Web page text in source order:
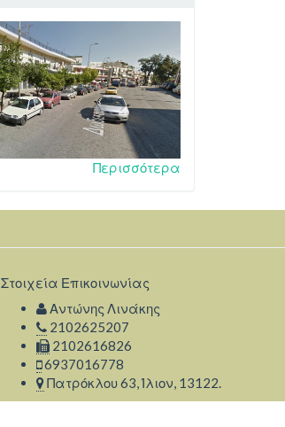
Περισσότερα
Στοιχεία Επικοινωνίας
Αντώνης Λινάκης
2102625207
2102616826
6937016778
Πατρόκλου 63, Ίλιον, 13122.